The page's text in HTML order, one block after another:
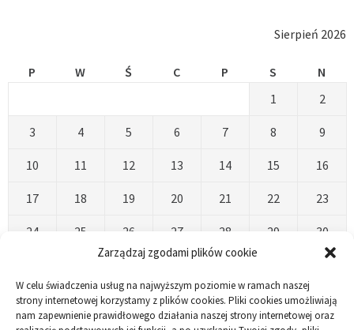
Zarządzaj zgodami plików cookie
W celu świadczenia usług na najwyższym poziomie w ramach naszej
strony internetowej korzystamy z plików cookies. Pliki cookies umożliwiają
nam zapewnienie prawidłowego działania naszej strony internetowej oraz
Sierpień 2026
P W Ś C P S
N
1
2
3 4 5 6 7 8 9
10 11 12 13 14 15 16
17 18 19 20 21 22 23
24 25 26 27 28 29 30
« Kwi